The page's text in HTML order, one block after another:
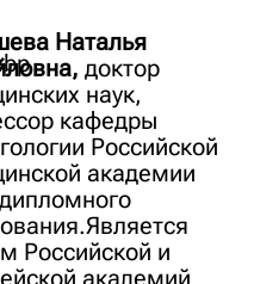
Наталья
доктор
наук,
кафедры
Российской
академии
Российской и
академий